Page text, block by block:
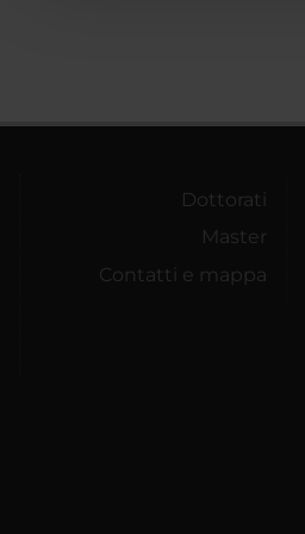
Dottorati
Master
Contatti e mappa